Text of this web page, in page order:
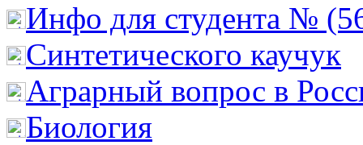
Инфо для студента №
Cинтетического каучук
Аграрный вопрос в
Биология